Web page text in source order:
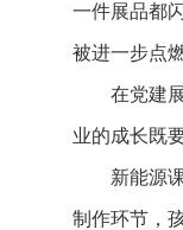
一件展品都
被进一步点燃
在党建
业的成长既
新能源
制作环节，